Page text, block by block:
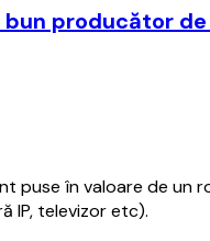
producător
puse în valoare de
IP, televizor etc).